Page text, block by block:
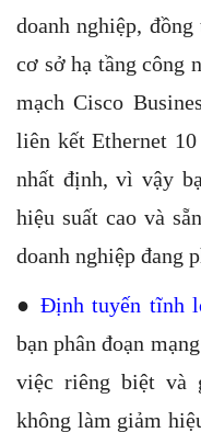
doanh nghiệp,
cơ sở hạ tầng công
mạch Cisco
liên kết Ethernet
nhất định, vì vậy
hiệu suất cao và
doanh nghiệp đang
● Định tuyến tĩnh
bạn phân đoạn
việc riêng biệt và
không làm giảm